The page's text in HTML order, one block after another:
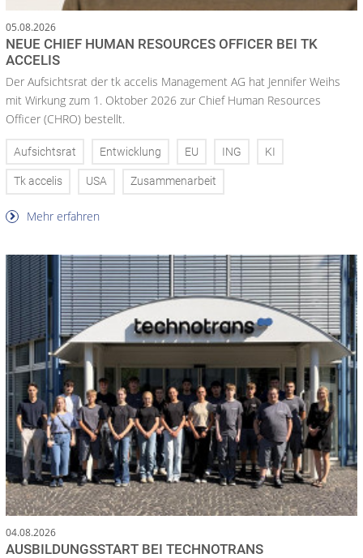
05.08.2026
NEUE CHIEF HUMAN RESOURCES OFFICER BEI TK
ACCELIS
Der Aufsichtsrat der tk accelis Management AG hat Jennifer Weihs
mit Wirkung zum 1. Oktober 2026 zur Chief Human Resources
Officer (CHRO) bestellt.
Aufsichtsrat Entwicklung EU ING KI
Tk accelis USA Zusammenarbeit
Mehr erfahren
04.08.2026
AUSBILDUNGSSTART BEI TECHNOTRANS